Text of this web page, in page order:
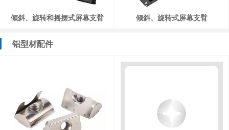
倾斜、旋转和摇摆式屏幕支臂 倾斜、旋转式屏幕支臂
铝型材配件